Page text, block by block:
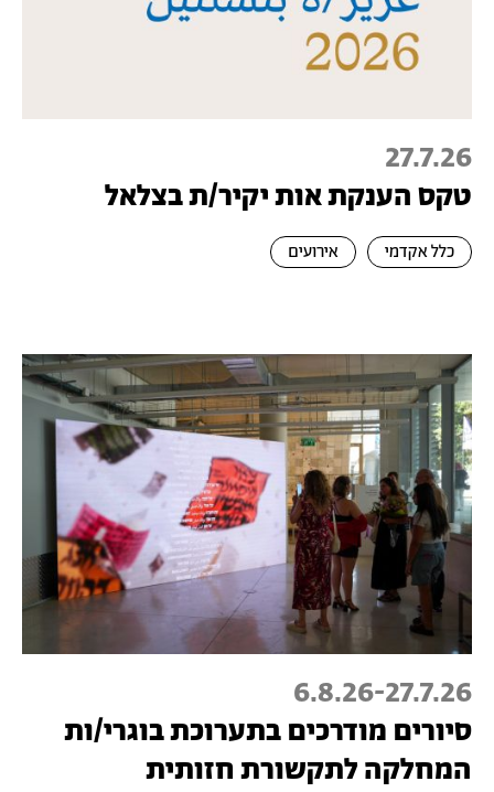
27.7.26
טקס הענקת אות יקיר/ת בצלאל
כלל אקדמי אירועים
27.7.26
-
6.8.26
סיורים מודרכים בתערוכת בוגרי/ות
המחלקה לתקשורת חזותית